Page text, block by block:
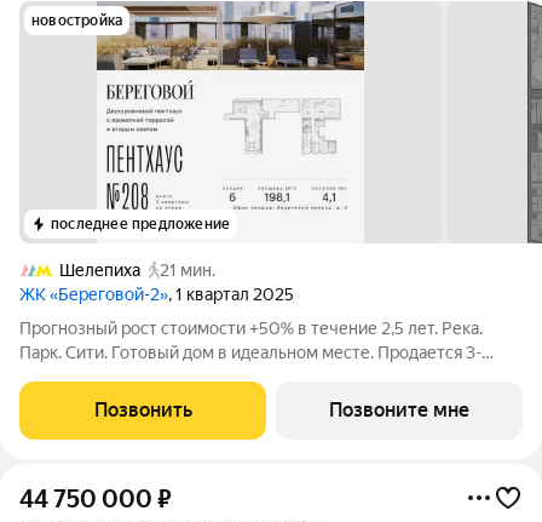
новостройка
последнее предложение
Шелепиха
21 мин.
ЖК «Береговой-2», 1 квартал 2025
Прогнозный рост стоимости +50% в течение 2,5 лет. Река.
Парк. Сити. Готовый дом в идеальном месте. Продается 3-
и видом на парковый массив Фили - открытая перспектива без
риска высокоэтажной
Позвонить Позвоните мне
44 750 000 ₽